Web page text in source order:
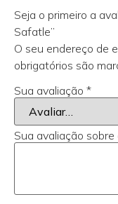
Seja o primeiro a
Safatle”
O seu endereço de
obrigatórios são
Sua avaliação *
Sua avaliação